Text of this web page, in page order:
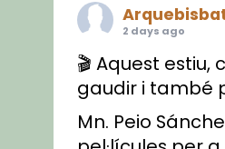
2 days ago
🎬 Aquest estiu,
gaudir i també
Mn. Peio